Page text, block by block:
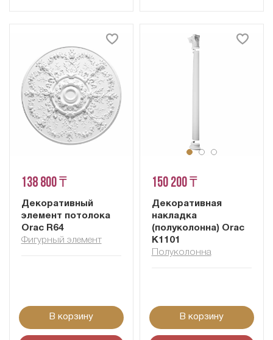
138 800 ₸
Декоративный
элемент потолока
Orac R64
Фигурный элемент
В корзину
150 200 ₸
Декоративная
накладка
(полуколонна) Orac
K1101
Полуколонна
В корзину